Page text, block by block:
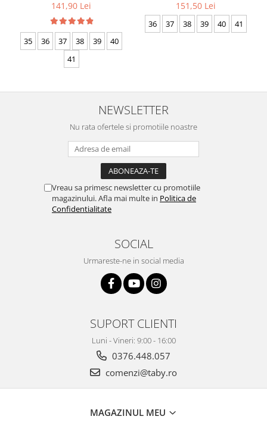
141,90 Lei
35 36 37 38 39
40
41
151,50 Lei
36 37 38 39 40 41
NEWSLETTER
Nu rata ofertele si promotiile noastre
Vreau sa primesc newsletter cu promotiile
magazinului. Afla mai multe in Politica de
Confidentialitate
SOCIAL
Urmareste-ne in social media
SUPORT CLIENTI
Luni - Vineri: 9:00 - 16:00
0376.448.057
comenzi@taby.ro
MAGAZINUL MEU